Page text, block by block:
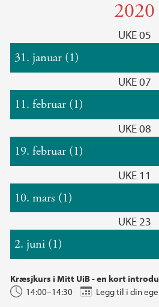
2020
UKE 05
31. januar (1)
UKE 07
11. februar (1)
UKE 08
19. februar (1)
UKE 11
10. mars (1)
UKE 23
2. juni (1)
Kræsjkurs i Mitt UiB - en kort
14:00–14:30
Legg til i din